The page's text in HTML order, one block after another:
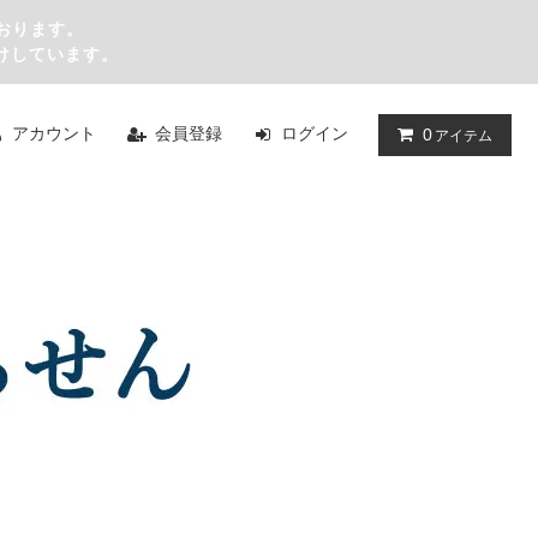
ます。
ています。
アカウント 会員登録 ログイン 0 アイテム